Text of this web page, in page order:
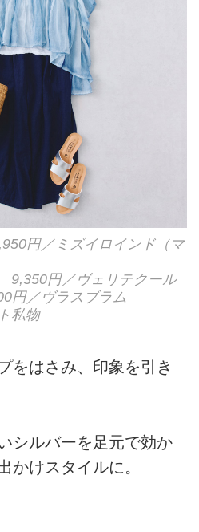
円／ミズイロインド（マ
9,350円／ヴェリテクール
円／ヴラスブラム
私物
をはさみ、印象を引き
シルバーを足元で効か
かけスタイルに。